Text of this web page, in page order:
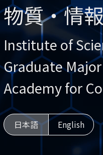
物質・情
Institute of
Graduate
Academy for
日本語 English